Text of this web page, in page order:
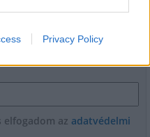
Privacy Policy
elfogadom az adatvédelmi